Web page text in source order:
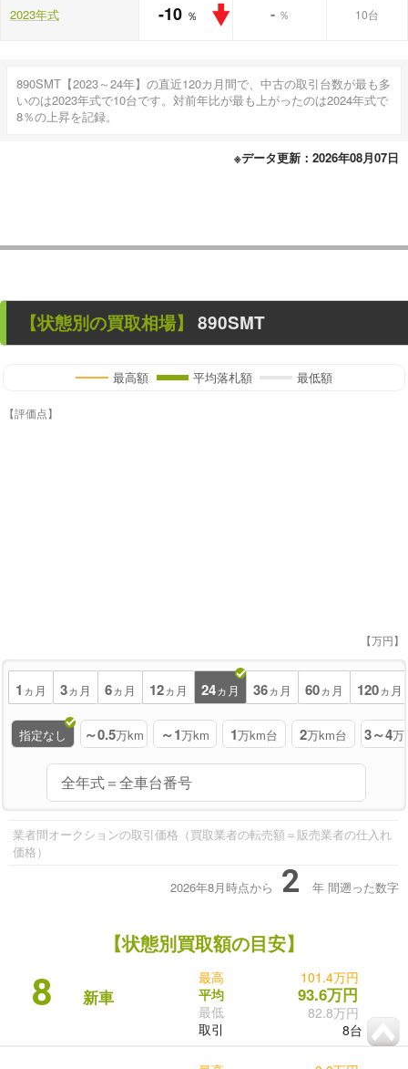
2023年式 -10 ％ - ％ 10台
890SMT【2023～24年】の直近120カ月間で、中古の取引台数が最も多
いのは2023年式で10台です。対前年比が最も上がったのは2024年式で
8％の上昇を記録。
※データ更新：2026年08月07日
【状態別の買取相場】 890SMT
最高額 平均落札額 最低額
【評価点】
【万円】
1 ヵ月 3ヵ月 6ヵ月 12ヵ月 24ヵ月 36ヵ月 60ヵ月 120ヵ月
指定なし ～0.5万km ～1万km 1万km台 2万km台 3～4万
業者間オークションの取引価格（買取業者の転売額＝販売業者の仕入れ
価格）
2026年8月時点から 2 年 間遡った数字
【状態別買取額の目安】
8 新車
最高
平均
最低
取引
101.4万円
93.6万円
82.8万円
8台